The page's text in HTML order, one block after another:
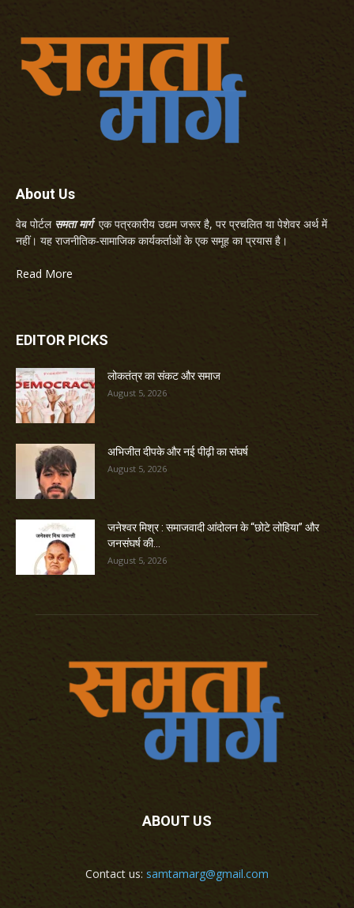
About Us
वेब पोर्टल समता मार्गएक पत्रकारीय उद्यम जरूर है, पर प्रचलित या पेशेवर अर्थ में
नहीं। यह राजनीतिक-सामाजिक कार्यकर्ताओं के एक समूह का प्रयास है।
Read More
EDITOR PICKS
लोकतंत्र का संकट और समाज
August 5, 2026
अभिजीत दीपके और नई पीढ़ी का संघर्ष
August 5, 2026
जनेश्वर मिश्र : समाजवादी आंदोलन के “छोटे लोहिया” और
जनसंघर्ष की...
August 5, 2026
ABOUT US
Contact us: samtamarg@gmail.com